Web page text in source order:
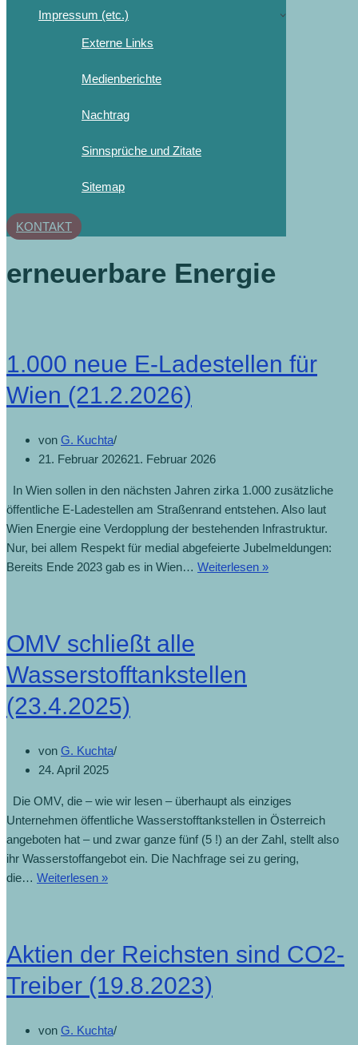
Impressum (etc.)
Externe Links
Medienberichte
Nachtrag
Sinnsprüche und Zitate
Sitemap
KONTAKT
erneuerbare Energie
1.000 neue E-Ladestellen für
Wien (21.2.2026)
von G. Kuchta
21. Februar 202621. Februar 2026
In Wien sollen in den nächsten Jahren zirka 1.000 zusätzliche
öffentliche E-Ladestellen am Straßenrand entstehen. Also laut
Wien Energie eine Verdopplung der bestehenden Infrastruktur.
Nur, bei allem Respekt für medial abgefeierte Jubelmeldungen:
Bereits Ende 2023 gab es in Wien… Weiterlesen »
OMV schließt alle
Wasserstofftankstellen
(23.4.2025)
von G. Kuchta
24. April 2025
Die OMV, die – wie wir lesen – überhaupt als einziges
Unternehmen öffentliche Wasserstofftankstellen in Österreich
angeboten hat – und zwar ganze fünf (5 !) an der Zahl, stellt also
ihr Wasserstoffangebot ein. Die Nachfrage sei zu gering,
die… Weiterlesen »
Aktien der Reichsten sind CO2-
Treiber (19.8.2023)
von G. Kuchta